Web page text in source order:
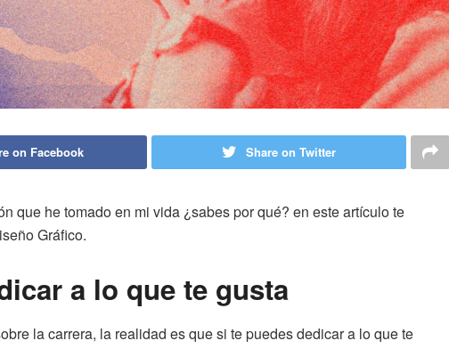
on Facebook Share on Twitter
que he tomado en mi vida ¿sabes por qué? en este artículo te
Gráfico.
a lo que te gusta
la carrera, la realidad es que si te puedes dedicar a lo que te